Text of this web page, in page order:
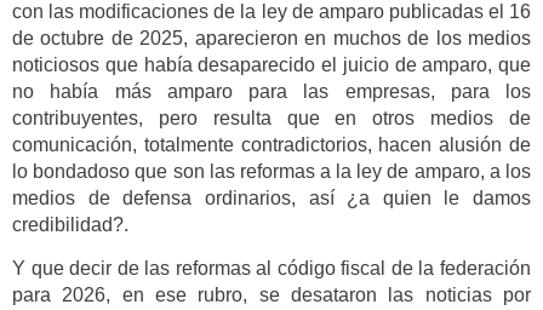
con las modificaciones de la ley de amparo publicadas el 16
de octubre de 2025, aparecieron en muchos de los medios
noticiosos que había desaparecido el juicio de amparo, que
no había más amparo para las empresas, para los
contribuyentes, pero resulta que en otros medios de
comunicación, totalmente contradictorios, hacen alusión de
lo bondadoso que son las reformas a la ley de amparo, a los
medios de defensa ordinarios, así ¿a quien le damos
credibilidad?.
Y que decir de las reformas al código fiscal de la federación
para 2026, en ese rubro, se desataron las noticias por